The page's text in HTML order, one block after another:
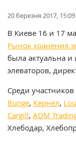
20 березня 2017, 15:09
В Киеве 16 и 17
Рынок хранения
была актуальна и
элеваторов,
Среди
Bunge, Кернел,
Cargill, ADM
Хлебодар,